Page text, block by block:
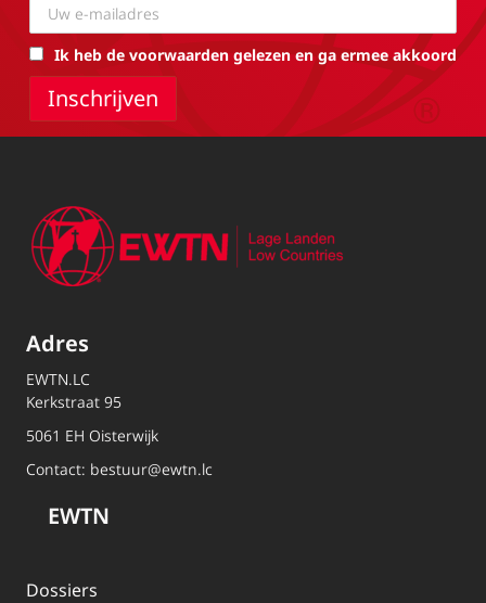
Ik heb de voorwaarden gelezen en ga ermee akkoord
Adres
EWTN.LC
Kerkstraat 95
5061 EH Oisterwijk
Contact: bestuur@ewtn.lc
EWTN
Dossiers